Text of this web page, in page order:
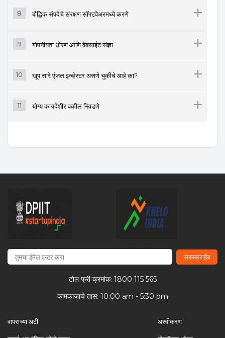
8 बौद्धिक संपदेचे संरक्षण सॉफ्टवेअरमध्ये करणे
9 गोपनीयता धोरण आणि वेबसाईट संज्ञा
10 खूप सारे एंजल इन्व्हेस्टर असणे चुकीचे आहे का?
11 योग्य कायदेशीर वकील निवडणे
सबस्क्राईब
टोल फ्री क्रमांक: 1800 115 565
कामकाजाचे तास: 10:00 am - 5:30 pm
वापराच्या अटी अस्वीकरण